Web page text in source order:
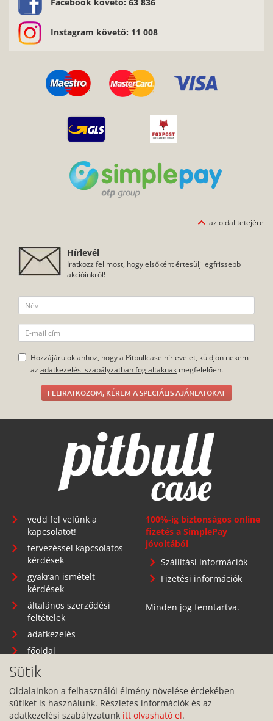
Facebook követő: 63 836
Instagram követő: 11 008
az oldal tetejére
Hírlevél
Iratkozz fel most, hogy elsőként értesülj legfrissebb
akcióinkról!
Hozzájárulok ahhoz, hogy a Pitbullcase hírlevelet, küldjön nekem
az adatkezelési szabályzatban foglaltaknak megfelelően.
FELIRATKOZOM, KÉREM A SPECIÁLIS AJÁNLATOKAT
vedd fel velünk a
kapcsolatot!
tervezéssel kapcsolatos
kérdések
gyakran ismételt
kérdések
általános szerződési
feltételek
adatkezelés
főoldal
100%-ig biztonságos online
fizetés a SimplePay
jóvoltából
Szállítási információk
Fizetési információk
Minden jog fenntartva.
Telephely: 1134 Budapest, Angyalföldi út 25.
Sütik
Oldalainkon a felhasználói élmény növelése érdekében
sütiket is használunk. Részletes információk és az
adatkezelési szabályzatunk itt olvasható el.